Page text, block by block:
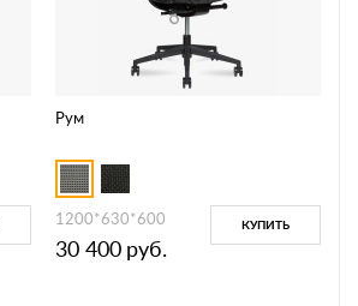
Рум
1200*630*600
30 400 руб.
КУПИТЬ